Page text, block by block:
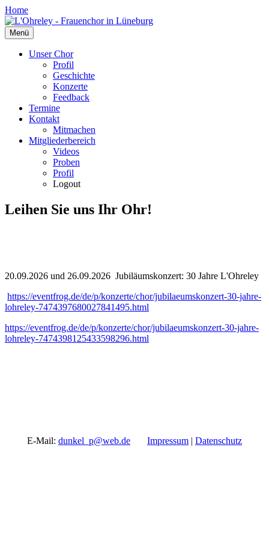
Zum
Inhalt
springen
Home
Menü
Unser Chor
Profil
Geschichte
Konzerte
Feedback
Termine
Kontakt
Mitmachen
Mitgliederbereich
Videos
Proben
Profil
Logout
Leihen Sie uns Ihr Ohr!
20.09.2026 und 26.09.2026 Jubiläumskonzert: 30 Jahre L'Ohreley
https://eventfrog.de/de/p/konzerte/chor/jubilaeumskonzert-30-jahre-
lohreley-7474397680027841495.html
https://eventfrog.de/de/p/konzerte/chor/jubilaeumskonzert-30-jahre-
lohreley-7474398125433598296.html
E-Mail: dunkel_p@web.de Impressum | Datenschutz